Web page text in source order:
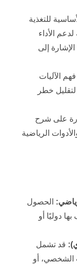
للتغذية
الأداء
إلى
فهم الآليات
لتقليل خطر
على شرح
الرياضية
الحصول
دوليًا أو
قد تشمل
الشخصي، أو